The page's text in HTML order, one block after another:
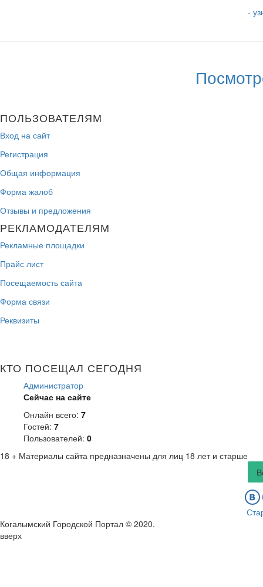
-
ПОЛЬЗОВАТЕЛЯМ
Вход на сайт
Регистрация
Общая информация
Форма жалоб
Отзывы и предложения
РЕКЛАМОДАТЕЛЯМ
Рекламные площадки
Прайс лист
Посещаемость сайта
Форма связи
Реквизиты
КТО ПОСЕЩАЛ СЕГОДНЯ
Администратор
Сейчас на сайте
Онлайн всего: 7
Гостей: 7
Пользователей: 0
18 + Материалы сайта предназначены для лиц 18 лет и старше
Когалымский Городской Портал © 2020.
вверх